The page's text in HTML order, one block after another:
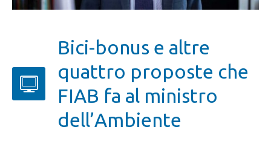
Bici-bonus e altre
quattro proposte che
FIAB fa al ministro
dell’Ambiente